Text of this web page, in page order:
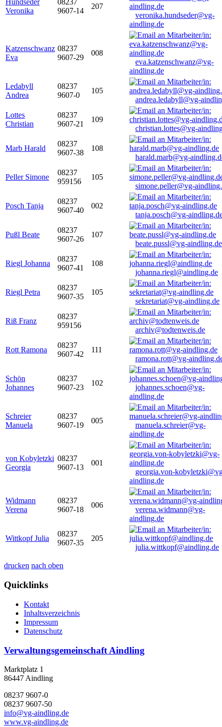
Hundseder
Veronika
08237
9607-14
207
veronika.hundseder@vg-
aindling.de
Katzenschwanz
Eva
08237
9607-29
008
eva.katzenschwanz@vg-
aindling.de
Ledabyll
Andrea
08237
9607-0
105
andrea.ledabyll@vg-
Lottes
Christian
08237
9607-21
109
christian.lottes@vg-
Marb Harald
08237
9607-38
108
harald.marb@vg-
Peller Simone
08237
959156
105
simone.peller@vg-
Posch Tanja
08237
9607-40
002
tanja.posch@vg-
Pußl Beate
08237
9607-26
107
beate.pussl@vg-aindling.de
Riegl Johanna
08237
9607-41
108
johanna.riegl@aindling.de
Riegl Petra
08237
9607-35
105
sekretariat@vg-aindling.de
Riß Franz
08237
959156
archiv@todtenweis.de
Rott Ramona
08237
9607-42
111
ramona.rott@vg-
Schön
Johannes
08237
9607-23
102
johannes.schoen@vg-
aindling.de
Schreier
Manuela
08237
9607-19
005
manuela.schreier@vg-
aindling.de
von Kobyletzki
Georgia
08237
9607-13
001
georgia.von-
aindling.de
Widmann
Verena
08237
9607-18
006
verena.widmann@vg-
aindling.de
Wittkopf Julia
08237
9607-35
205
julia.wittkopf@aindling.de
drucken nach oben
Quicklinks
Kontakt
Inhaltsverzeichnis
Impressum
Datenschutz
Verwaltungsgemeinschaft Aindling
Marktplatz 1
86447 Aindling
08237 9607-0
08237 9607-50
info@vg-aindling.de
www.vg-aindling.de